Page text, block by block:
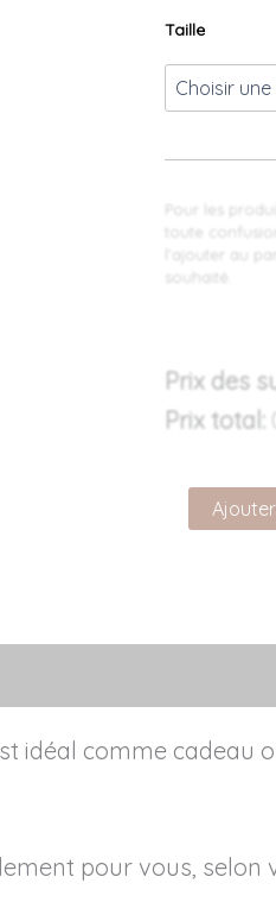
Taille
Pour les
toute
l’ajouter au
souhaité.
Prix des
Prix total:
idéal comme
pour vous,